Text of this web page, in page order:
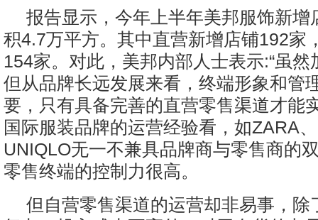
报告显示，今年上半年美邦服饰新增
积4.7万平方。其中直营新增店铺192家
154家。对此，美邦内部人士表示:“虽
但从品牌长远发展来看，终端形象和管
要，只有具备完善的直营零售渠道才能
国际服装品牌的运营经验看，如ZARA
UNIQLO无一不兼具品牌商与零售商的
零售终端的控制力很高。
但自营零售渠道的运营却非易事，除